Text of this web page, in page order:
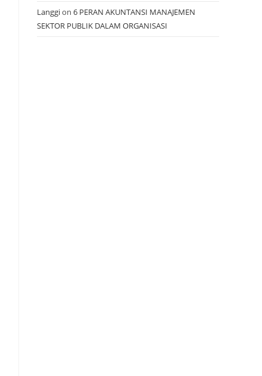
Langgion 6 PERAN AKUNTANSI MANAJEMEN
SEKTOR PUBLIK DALAM ORGANISASI